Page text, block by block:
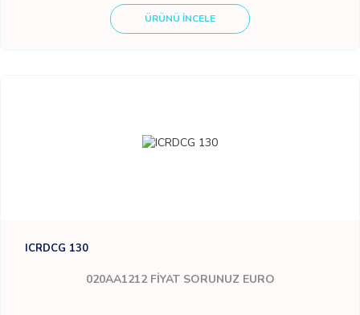
ÜRÜNÜ İNCELE
ICRDCG 130
020AA1212 FİYAT SORUNUZ EURO